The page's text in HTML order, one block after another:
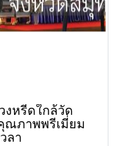
หรีดใกล้วัด
ณภาพพรีเมี่ยม
ลา